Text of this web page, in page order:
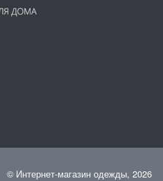
© Интернет-магазин одежды, 2026